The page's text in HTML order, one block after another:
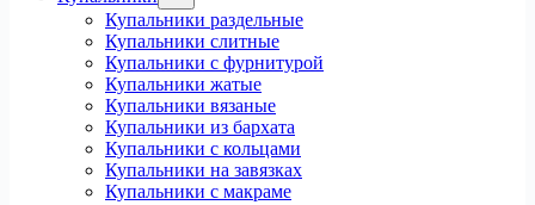
Купальники раздельные
Купальники слитные
Купальники с фурнитурой
Купальники жатые
Купальники вязаные
Купальники из бархата
Купальники с кольцами
Купальники на завязках
Купальники с макраме